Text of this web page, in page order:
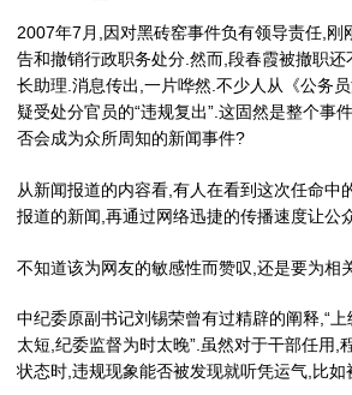
2007年7月,因对黑砖窑事件负有领导责任,
告和撤销行政职务处分.然而,段春霞被撤职
长助理.消息传出,一片哗然.不少人从《公务
疑受处分官员的“违规复出”.这固然是整个事
否会成为众所周知的新闻事件?
从新闻报道的内容看,有人在看到这次任命
报道的新闻,再通过网络迅捷的传播速度让公
不知道该为网友的敏感性而赞叹,还是要为相
中纪委原副书记刘锡荣曾有过精辟的阐释,“
太短,纪委监督为时太晚”.虽然对于干部任用
状态时,违规现象能否被发现就听凭运气,比